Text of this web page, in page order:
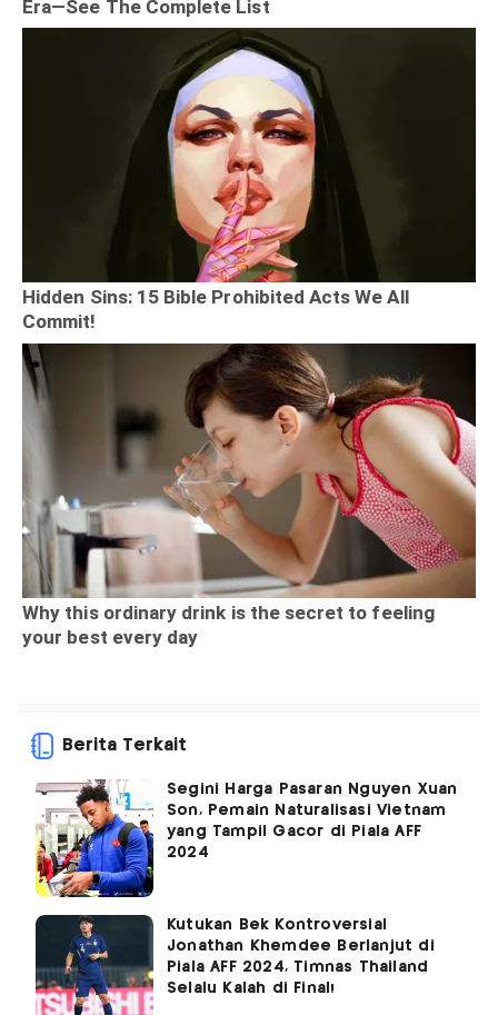
Berita Terkait
Segini Harga Pasaran Nguyen Xuan
Son, Pemain Naturalisasi Vietnam
yang Tampil Gacor di Piala AFF
2024
Kutukan Bek Kontroversial
Jonathan Khemdee Berlanjut di
Piala AFF 2024, Timnas Thailand
Selalu Kalah di Final!